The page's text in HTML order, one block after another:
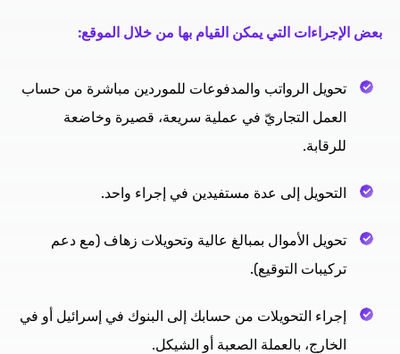
بعض الإجراءات التي يمكن القيام بها من خلال الموقع:
تحويل الرواتب والمدفوعات للموردين مباشرة من حساب
العمل التجاريّ في عملية سريعة، قصيرة وخاضعة
للرقابة.
التحويل إلى عدة مستفيدين في إجراء واحد.
تحويل الأموال بمبالغ عالية وتحويلات زهاف (مع دعم
تركيبات التوقيع).
إجراء التحويلات من حسابك إلى البنوك في إسرائيل أو في
الخارج، بالعملة الصعبة أو الشيكل.